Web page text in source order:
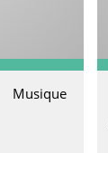
Musique